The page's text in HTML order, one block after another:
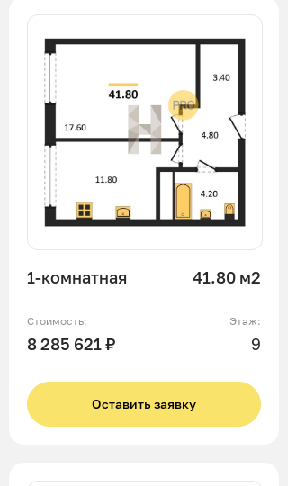
1-комнатная 41.80 м2
Стоимость:
8 285 621 ₽
Этаж:
9
Оставить заявку